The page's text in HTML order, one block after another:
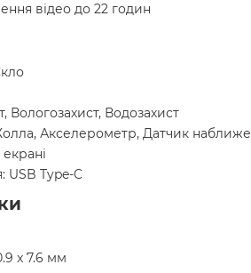
відео до 22 годин
Вологозахист, Водозахист
Акселерометр, Датчик
USB Type-C
x 7.6 мм